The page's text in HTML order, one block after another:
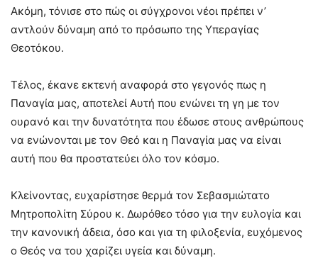
Ακόμη, τόνισε στο πώς οι σύγχρονοι νέοι πρέπει ν’
αντλούν δύναμη από το πρόσωπο της Υπεραγίας
Θεοτόκου.
Τέλος, έκανε εκτενή αναφορά στο γεγονός πως η
Παναγία μας, αποτελεί Αυτή που ενώνει τη γη με τον
ουρανό και την δυνατότητα που έδωσε στους ανθρώπους
να ενώνονται με τον Θεό και η Παναγία μας να είναι
αυτή που θα προστατεύει όλο τον κόσμο.
Κλείνοντας, ευχαρίστησε θερμά τον Σεβασμιώτατο
Μητροπολίτη Σύρου κ. Δωρόθεο τόσο για την ευλογία και
την κανονική άδεια, όσο και για τη φιλοξενία, ευχόμενος
ο Θεός να του χαρίζει υγεία και δύναμη.